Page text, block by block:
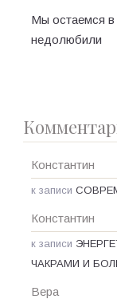
Мы остаемся в
недолюбили
Константин
к записи
Константин
к записи
ЧАКРАМИ И
Вера